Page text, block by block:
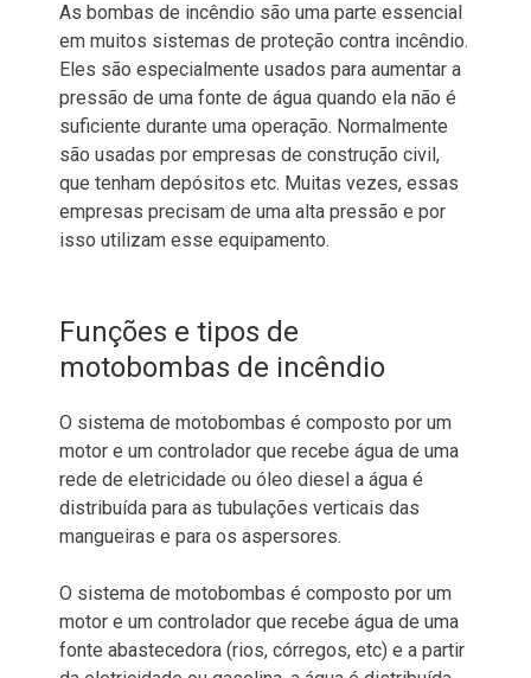
As bombas de incêndio são uma parte essencial
em muitos sistemas de proteção contra incêndio.
Eles são especialmente usados ​​para aumentar a
pressão de uma fonte de água quando ela não é
suficiente durante uma operação. Normalmente
são usadas ​​por empresas de construção civil,
que tenham depósitos etc. Muitas vezes, essas
empresas precisam de uma alta pressão e por
isso utilizam esse equipamento.
Funções e tipos de
motobombas de incêndio
O sistema de motobombas é composto por um
motor e um controlador que recebe água de uma
rede de eletricidade ou óleo diesel a água é
distribuída para as tubulações verticais das
mangueiras e para os aspersores.
O sistema de motobombas é composto por um
motor e um controlador que recebe água de uma
fonte abastecedora (rios, córregos, etc) e a partir